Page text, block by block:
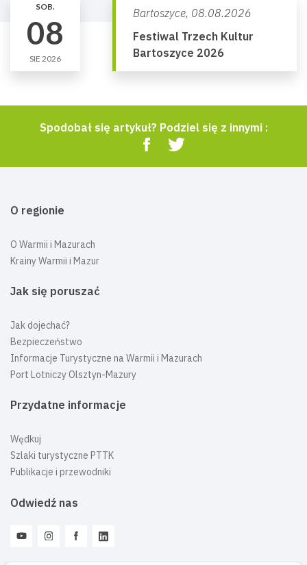
SOB.
08
SIE 2026
Bartoszyce, 08.08.2026
Festiwal Trzech Kultur
Bartoszyce 2026
Spodobał się artykuł? Podziel się z innymi :
O regionie
O Warmii i Mazurach
Krainy Warmii i Mazur
Jak się poruszać
Jak dojechać?
Bezpieczeństwo
Informacje Turystyczne na Warmii i Mazurach
Port Lotniczy Olsztyn-Mazury
Przydatne informacje
Wędkuj
Szlaki turystyczne PTTK
Publikacje i przewodniki
Odwiedź nas